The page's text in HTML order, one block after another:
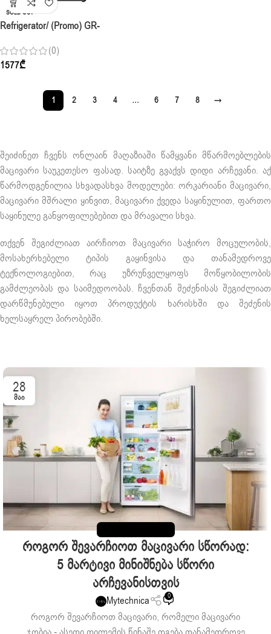
SOLD OUT
Refrigerator/ (Promo) GR-
Freezer, 68.2x186x59.5, Smart
Inverter,No Frost, 321L, A++,
(0)
1577₾
1 2 3 4 … 6 7 8 →
შეიძინეთ ჩვენს ონლაინ მაღაზიაში წამყვანი მწარმოებლების
მაცივარი საუკეთესო ფასად. საიტზე გვაქვს დიდი არჩევანი. აქ
წარმოდგენილია სხვადასხვა მოდელები: ორკარიანი მაცივარი,
მაცივარი მშრალი ყინვით, მაცივარი ქვედა საყინულით, ფართო
საყინულე განყოფილებებით და მრავალი სხვა.
თქვენ შეგიძლიათ აირჩიოთ მაცივარი საჭირო მოცულობის,
მოსახერხებელი ტიპის გაყინვისა და თანამედროვე
ტექნოლოგიებით, რაც უზრუნველყოფს მოწყობილობის
გამძლეობას და საიმედოობას. ჩვენთან შეძენისას შეგიძლიათ
დარწმუნებული იყოთ პროდუქტის ხარისხში და შეძენის
ხელსაყრელ პირობებში.
28
ᲛᲐᲘ
ᲡᲐᲛᲖᲐᲠᲔᲣᲚᲝᲡ ᲢᲔᲥᲜᲘᲙᲐ
Როგორ Შევარჩიოთ Მაცივარი Სწორად:
5 Მარტივი Მინიშნება Სწორი
Არჩევანისთვის
Mytechnica 0
როგორ შევარჩიოთ მაცივარი, რომელი მაცივარი